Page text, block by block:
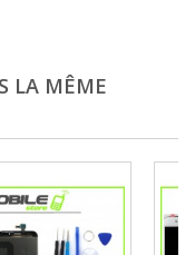
LA MÊME